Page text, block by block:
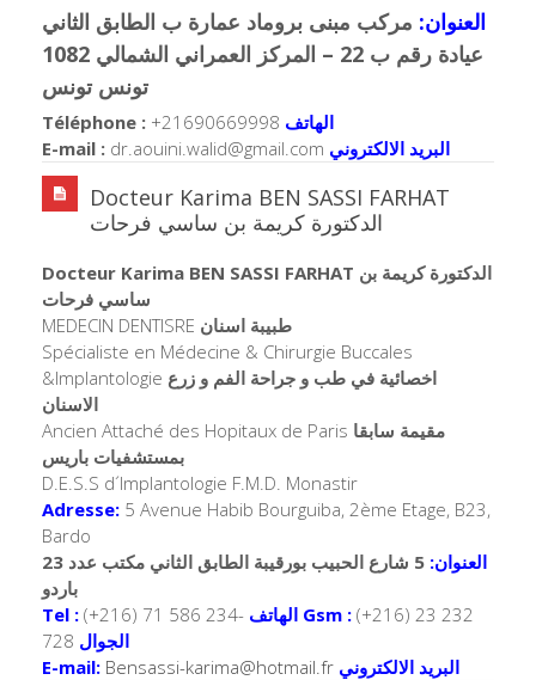
العنوان: مركب مبنى بروماد عمارة ب الطابق الثاني
عيادة رقم ب 22 – المركز العمراني الشمالي 1082
تونس تونس
Téléphone : +21690669998 الهاتف
E-mail : dr.aouini.walid@gmail.com البريد الالكتروني
Docteur Karima BEN SASSI FARHAT
الدكتورة كريمة بن ساسي فرحات
Docteur Karima BEN SASSI FARHAT الدكتورة كريمة بن
ساسي فرحات
MEDECIN DENTISRE طبيبة اسنان
Spécialiste en Médecine & Chirurgie Buccales
&Implantologie
الاسنان
Ancien Attaché des Hopitaux de Paris مقيمة سابقا
بمستشفيات باريس
D.E.S.S d´Implantologie F.M.D. Monastir
Adresse: 5 Avenue Habib Bourguiba, 2ème Etage, B23,
Bardo
العنوان:
5 شارع الحبيب بورقيبة الطابق الثاني مكتب عدد 23
باردو
Tel : (+216) 71 586 234- الهاتف Gsm : (+216) 23 232
728 الجوال
E-mail: Bensassi-karima@hotmail.fr البريد الالكتروني